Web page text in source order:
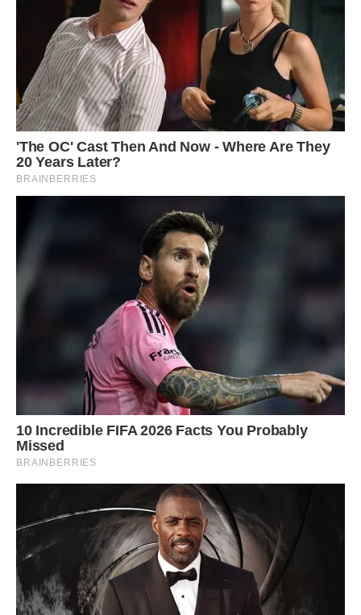
домашні справи, прибирали. Найчастіше з онуками
порався батько Артем. А жінки хазяйнували на кухні. Так
вони прожили цілих три роки. Навіть їхати не хотілося.
Під час від’їзду Тоня підійшла до свекрухи і вручила їй
в’язані рукавиці, які вона таємно зв’язала для неї.
– Дякую вам, мамо, за все. Це вам від мене.
– Дякую, дочко, – вони обнялись і мало не розплакались.
– Дякую вам, що ви поряд…
Фото ілюстративне – спеціально для ibilingua